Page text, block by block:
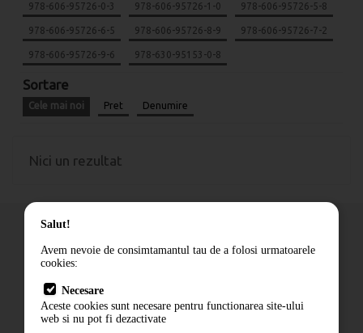
978-606-95726-0-3 978-606-95726-1-0 978-606-95726-5-8
978-606-95726-6-5 978-606-95726-8-9 978-606-95726-7-2
978-606-95726-9-6 978-630-95153-0-8
Sortare
Cele mai noi Pret Denumire
Nici un rezultat
Cum comand
Livrare
Contact
Salut!
Avem nevoie de consimtamantul tau de a folosi urmatoarele
cookies:
Necesare
Aceste cookies sunt necesare pentru functionarea site-ului
web si nu pot fi dezactivate